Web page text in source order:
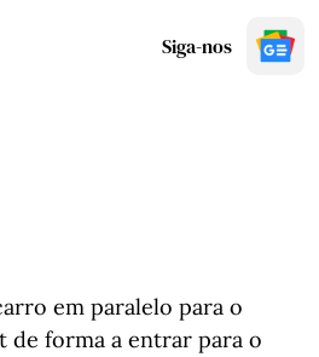
Siga-nos
em paralelo para o
forma a entrar para o